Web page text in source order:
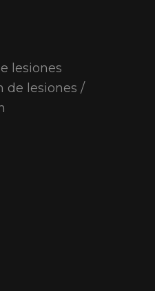
lesiones
de lesiones /